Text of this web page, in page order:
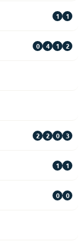
1 1
0 4 1 2
2 2 0 3
1 1
0 0